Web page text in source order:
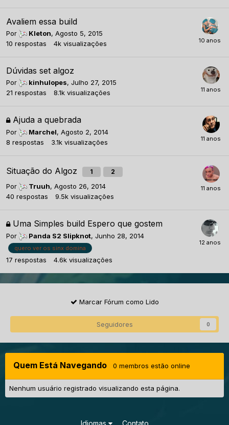
Avaliem essa build
Por Kleton, Agosto 5, 2015
10 respostas 4k visualizações
Dúvidas set algoz
Por kinhulopes, Julho 27, 2015
21 respostas 8.1k visualizações
Ajuda a quebrada
Por Marchel, Agosto 2, 2014
8 respostas 3.1k visualizações
Situação do Algoz 1 2
Por Truuh, Agosto 26, 2014
40 respostas 9.5k visualizações
Uma Simples build Espero que gostem
Por Panda S2 Slipknot, Junho 28, 2014
quero ver os sinx domina
17 respostas 4.6k visualizações
Marcar Fórum como Lido
Seguidores 0
Quem Está Navegando 0 membros estão online
Nenhum usuário registrado visualizando esta página.
Idiomas Contato